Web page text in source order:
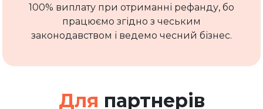
100% виплату при отриманні рефанду, бо
працюємо згідно з чеським
законодавством і ведемо чесний бізнес.
Для партнерів